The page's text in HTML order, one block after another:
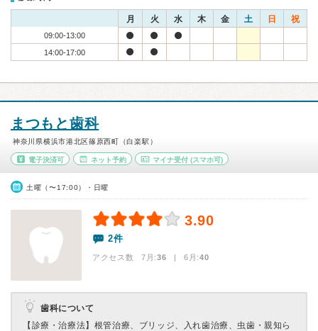
月 火 水 木 金 土 日 祝
09:00-13:00
14:00-17:00
まつもと歯科
神奈川県横浜市港北区篠原西町（白楽駅）
電子決済可 ネット予約 マイナ受付 (スマホ可)
土曜（〜17:00）・日曜
3.90
2件
アクセス数 7月:36 | 6月:40
歯科について
【診療・治療法】 根管治療、ブリッジ、入れ歯治療、虫歯・親知ら